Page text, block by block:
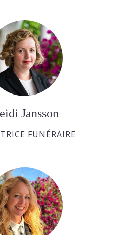
Jansson
FUNÉRAIRE